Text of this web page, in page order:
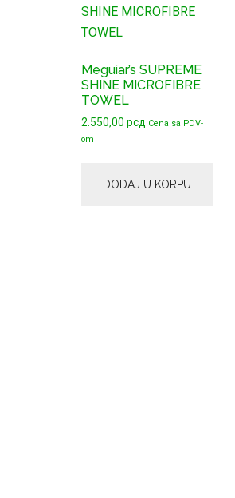
Meguiar’s SUPREME
SHINE MICROFIBRE
TOWEL
2.550,00 рсд Cena sa PDV-
om
DODAJ U KORPU